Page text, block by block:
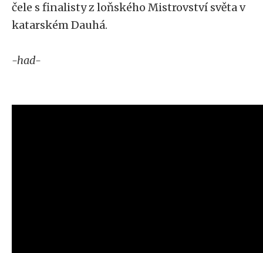
čele s finalisty z loňského Mistrovství světa v
katarském Dauhá.
-had-